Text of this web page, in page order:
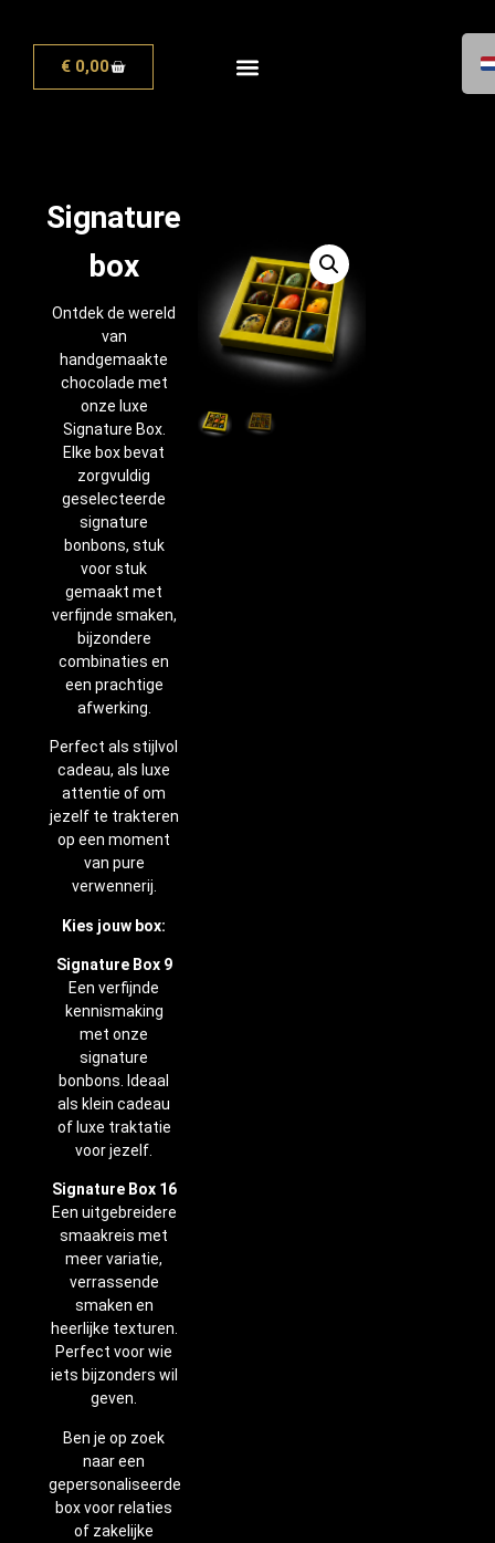
€ 0,00
Signature
box
Ontdek de wereld
van
handgemaakte
chocolade met
onze luxe
Signature Box.
Elke box bevat
zorgvuldig
geselecteerde
signature
bonbons, stuk
voor stuk
gemaakt met
verfijnde smaken,
bijzondere
combinaties en
een prachtige
afwerking.
Perfect als stijlvol
cadeau, als luxe
attentie of om
jezelf te trakteren
op een moment
van pure
verwennerij.
Kies jouw box:
Signature Box 9
Een verfijnde
kennismaking
met onze
signature
bonbons. Ideaal
als klein cadeau
of luxe traktatie
voor jezelf.
Signature Box 16
Een uitgebreidere
smaakreis met
meer variatie,
verrassende
smaken en
heerlijke texturen.
Perfect voor wie
iets bijzonders wil
geven.
Ben je op zoek
naar een
gepersonaliseerde
box voor relaties
of zakelijke